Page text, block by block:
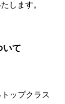
します。
いて
ップクラス